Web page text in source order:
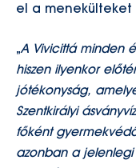
el a menekülteket
„A Vivicittá minden
hiszen ilyenkor
jótékonyság,
Szentkirályi
főként
azonban a